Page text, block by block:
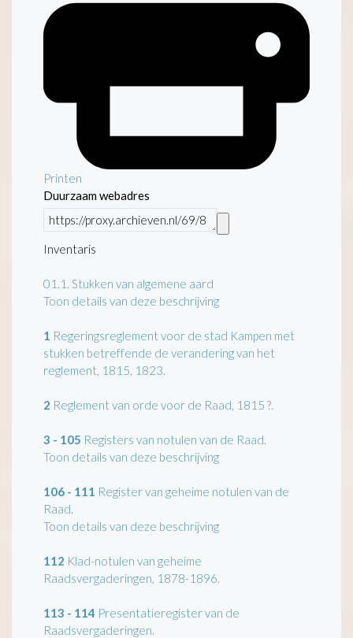
Printen
Duurzaam webadres
Inventaris
01.1. Stukken van algemene aard
Toon details van deze beschrijving
1 Regeringsreglement voor de stad Kampen met
stukken betreffende de verandering van het
reglement, 1815, 1823.
2 Reglement van orde voor de Raad, 1815 ?.
3 - 105 Registers van notulen van de Raad.
Toon details van deze beschrijving
106 - 111 Register van geheime notulen van de
Raad.
Toon details van deze beschrijving
112 Klad-notulen van geheime
Raadsvergaderingen, 1878-1896.
113 - 114 Presentatieregister van de
Raadsvergaderingen.